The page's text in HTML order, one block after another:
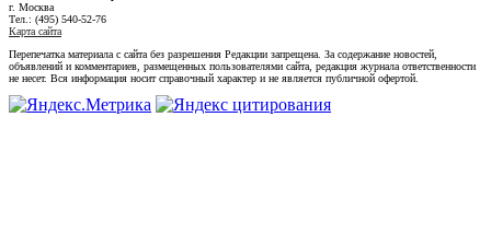
г. Москва
Тел.: (495) 540-52-76
Карта сайта
Перепечатка материала с сайта без разрешения Редакции запрещена. За содержание новостей,
объявлений и комментариев, размещенных пользователями сайта, редакция журнала ответственности
не несет. Вся информация носит справочный характер и не является публичной офертой.